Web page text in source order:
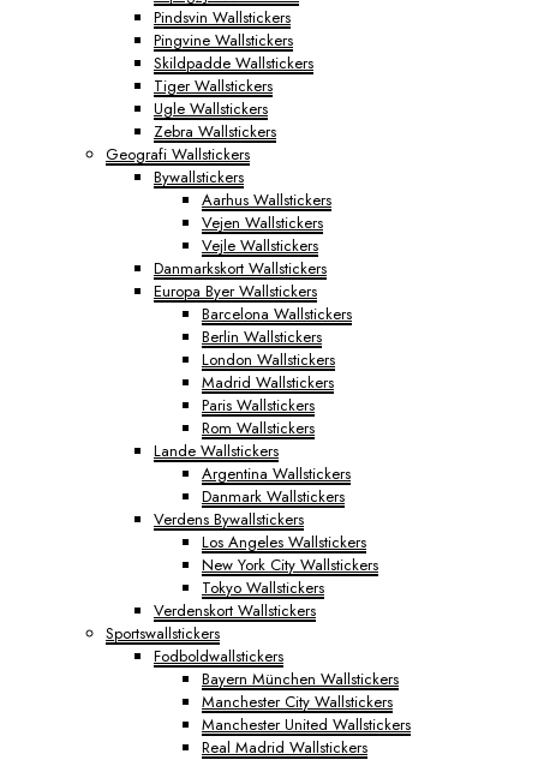
Pindsvin Wallstickers
Pingvine Wallstickers
Skildpadde Wallstickers
Tiger Wallstickers
Ugle Wallstickers
Zebra Wallstickers
Geografi Wallstickers
Bywallstickers
Aarhus Wallstickers
Vejen Wallstickers
Vejle Wallstickers
Danmarkskort Wallstickers
Europa Byer Wallstickers
Barcelona Wallstickers
Berlin Wallstickers
London Wallstickers
Madrid Wallstickers
Paris Wallstickers
Rom Wallstickers
Lande Wallstickers
Argentina Wallstickers
Danmark Wallstickers
Verdens Bywallstickers
Los Angeles Wallstickers
New York City Wallstickers
Tokyo Wallstickers
Verdenskort Wallstickers
Sportswallstickers
Fodboldwallstickers
Bayern München Wallstickers
Manchester City Wallstickers
Manchester United Wallstickers
Real Madrid Wallstickers